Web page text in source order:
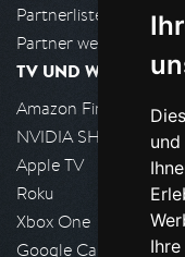
Partnerliste
Partner werden
TV UND
Amazon FireTV
NVIDIA SHIELD,
Apple TV
Roku
Xbox One
Google Cast